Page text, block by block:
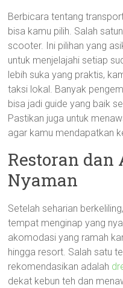
Berbicara tentang
bisa kamu pilih. Salah
scooter. Ini pilihan yang
untuk menjelajahi setiap
lebih suka yang praktis,
taksi lokal. Banyak
bisa jadi guide yang baik
Pastikan juga untuk
agar kamu mendapatkan
Restoran dan
Nyaman
Setelah seharian
tempat menginap yang
akomodasi yang ramah
hingga resort. Salah satu
rekomendasikan adalah
dekat kebun teh dan